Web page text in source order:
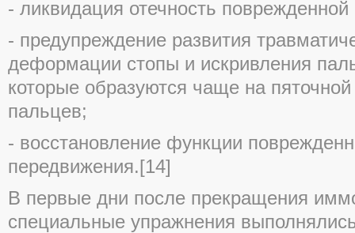
- ликвидация отечность поврежденной
- предупреждение развития
деформации стопы и искривления
которые образуются чаще на пяточной
пальцев;
- восстановление функции
передвижения.[14]
В первые дни после прекращения
специальные упражнения